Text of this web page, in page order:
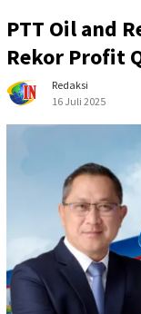
PTT Oil and
Rekor Profit
Redaksi
16 Juli 2025